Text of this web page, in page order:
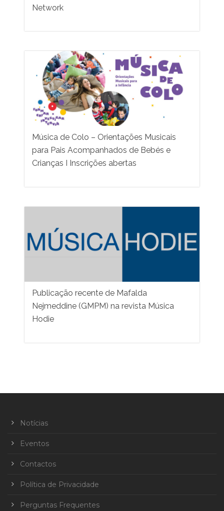
Network
Música de Colo – Orientações Musicais
para Pais Acompanhados de Bebés e
Crianças I Inscrições abertas
Publicação recente de Mafalda
Nejmeddine (GMPM) na revista Música
Hodie
Notícias
Eventos
Contactos
Política de Privacidade
Perguntas Frequentes